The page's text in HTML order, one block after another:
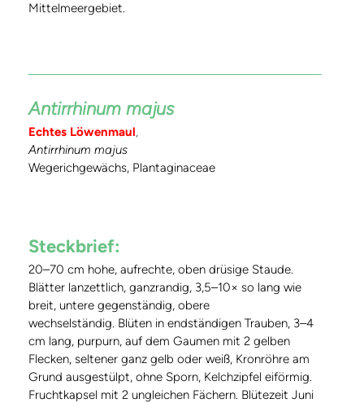
Mittelmeergebiet.
Antirrhinum majus
Echtes Löwenmaul,
Antirrhinum majus
Wegerichgewächs, Plantaginaceae
Steckbrief:
20–70 cm hohe, aufrechte, oben drüsige Staude.
Blätter lanzettlich, ganzrandig, 3,5–10× so lang wie
breit, untere gegenständig, obere
wechselständig. Blüten in endständigen Trauben, 3–4
cm lang, purpurn, auf dem Gaumen mit 2 gelben
Flecken, seltener ganz gelb oder weiß, Kronröhre am
Grund ausgestülpt, ohne Sporn, Kelchzipfel eiförmig.
Fruchtkapsel mit 2 ungleichen Fächern. Blütezeit Juni